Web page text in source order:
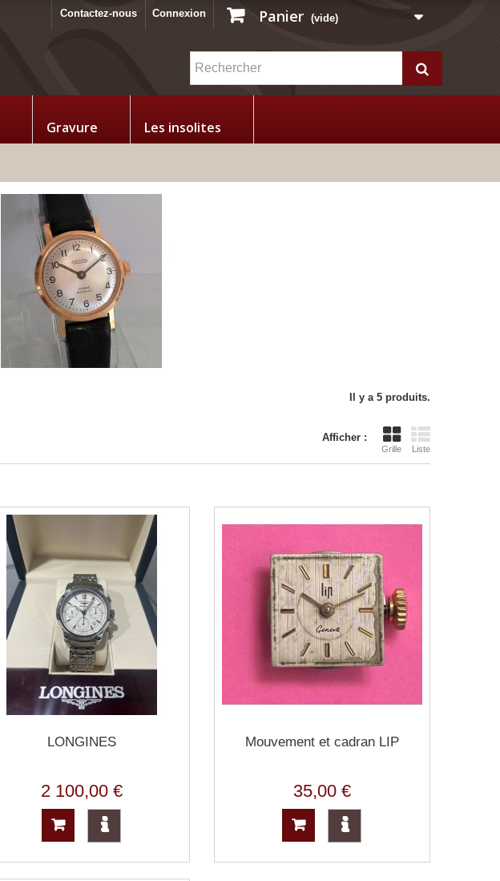
Panier (vide)
Connexion
Contactez-nous
Gravure Les insolites
Il y a 5 produits.
Afficher :
Grille Liste
LONGINES
2 100,00 €
Mouvement et cadran LIP
35,00 €